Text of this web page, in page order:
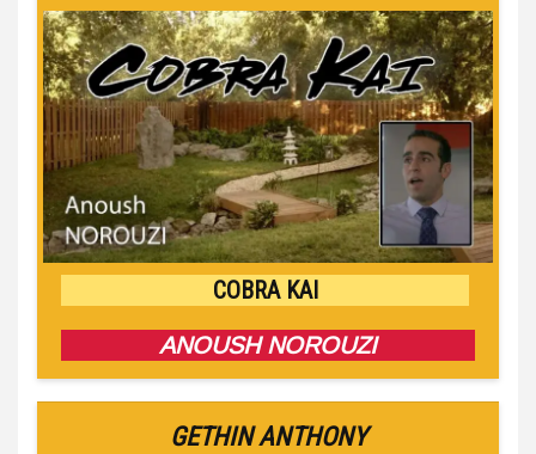
COBRA KAI
ANOUSH NOROUZI
GETHIN ANTHONY